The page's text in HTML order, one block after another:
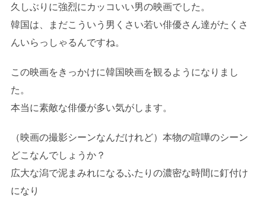
久しぶりに強烈にカッコいい男の映画でした。
韓国は、まだこういう男くさい若い俳優さん達がたくさ
んいらっしゃるんですね。
この映画をきっかけに韓国映画を観るようになりまし
た。
本当に素敵な俳優が多い気がします。
（映画の撮影シーンなんだけれど）本物の喧嘩のシーン
どこなんでしょうか？
広大な潟で泥まみれになるふたりの濃密な時間に釘付け
になり